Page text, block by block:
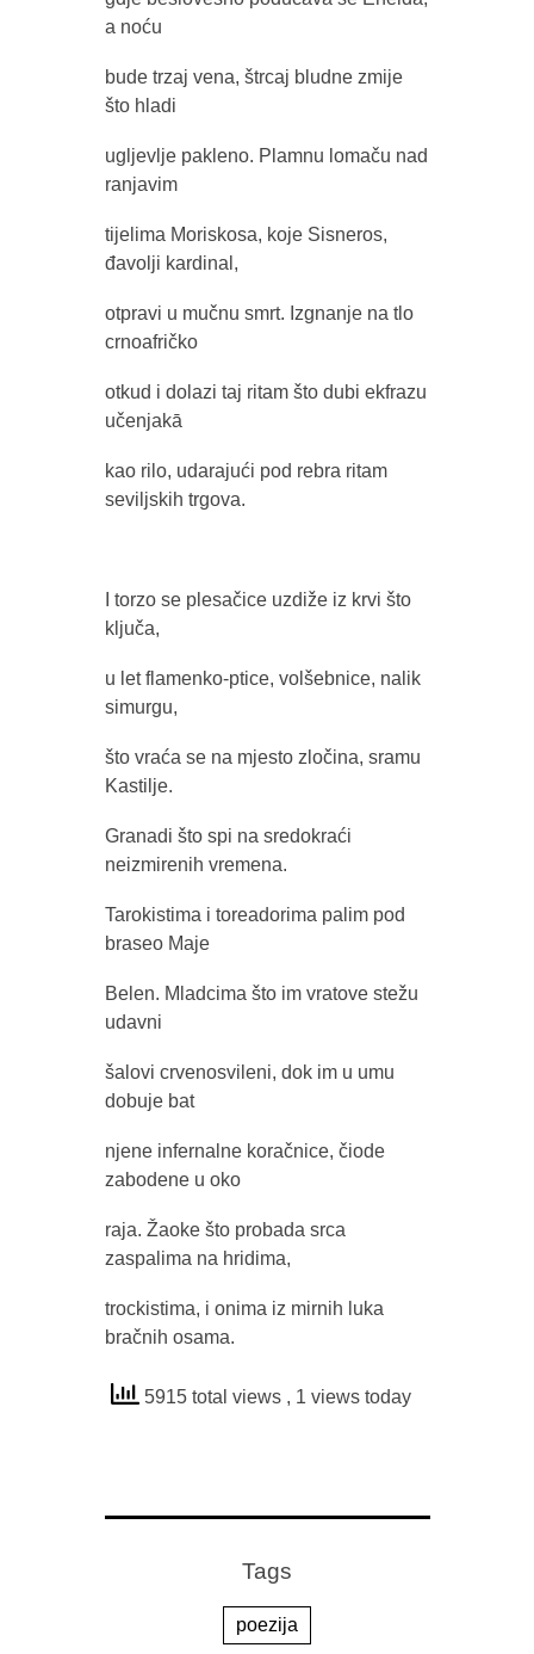
a noću
bude trzaj vena, štrcaj bludne zmije
što hladi
ugljevlje pakleno. Plamnu lomaču nad
ranjavim
tijelima Moriskosa, koje Sisneros,
đavolji kardinal,
otpravi u mučnu smrt. Izgnanje na tlo
crnoafričko
otkud i dolazi taj ritam što dubi ekfrazu
učenjakā
kao rilo, udarajući pod rebra ritam
seviljskih trgova.
I torzo se plesačice uzdiže iz krvi što
ključa,
u let flamenko-ptice, volšebnice, nalik
simurgu,
što vraća se na mjesto zločina, sramu
Kastilje.
Granadi što spi na sredokraći
neizmirenih vremena.
Tarokistima i toreadorima palim pod
braseo Maje
Belen. Mladcima što im vratove stežu
udavni
šalovi crvenosvileni, dok im u umu
dobuje bat
njene infernalne koračnice, čiode
zabodene u oko
raja. Žaoke što probada srca
zaspalima na hridima,
trockistima, i onima iz mirnih luka
bračnih osama.
5915 total views , 1 views today
Tags
poezija